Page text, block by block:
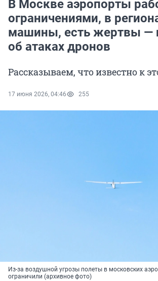
В Москве аэропорты
ограничениями, в
машины, есть жертвы —
об атаках дронов
Рассказываем, что известно к
17 июня 2026, 04:46 255
Из-за воздушной угрозы полеты в московских
ограничили (архивное фото)